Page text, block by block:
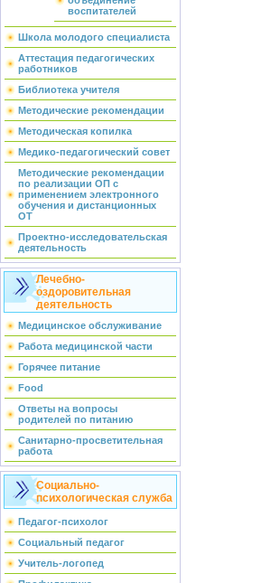
воспитателей
Школа молодого специалиста
Аттестация педагогических
работников
Библиотека учителя
Методические рекомендации
Методическая копилка
Медико-педагогический совет
Методические рекомендации
по реализации ОП с
применением электронного
обучения и дистанционных
ОТ
Проектно-исследовательская
деятельность
Лечебно-
оздоровительная
деятельность
Медицинское обслуживание
Работа медицинской части
Горячее питание
Food
Ответы на вопросы
родителей по питанию
Санитарно-просветительная
работа
Социально-
психологическая служба
Педагог-психолог
Социальный педагог
Учитель-логопед